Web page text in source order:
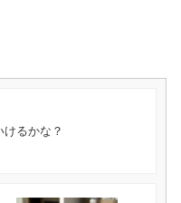
けるかな？